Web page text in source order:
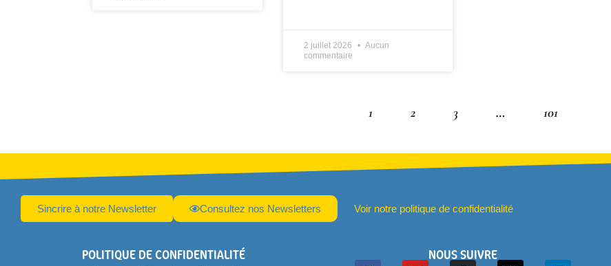
2 juillet 2026
Aucun
commentaire
1 2 3 … 101
Sincrire à notre Newsletter Consultez nos Newsletters Voir notre politique de confidentialité
POLITIQUE DE CONFIDENTIALITÉ NOUS SUIVRE